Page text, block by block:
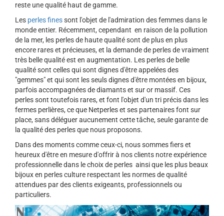
reste une qualité haut de gamme.
Les perles finessont l'objet de l'admiration des femmes dans le
monde entier. Récemment, cependant en raison de la pollution
de la mer, les perles de haute qualité sont de plus en plus
encore rares et précieuses, et la demande de perles de vraiment
très belle qualité est en augmentation. Les perles de belle
qualité sont celles qui sont dignes d'être appelées des
"gemmes" et qui sont les seuls dignes d'être montées en bijoux,
parfois accompagnées de diamants et sur or massif. Ces
perles sont toutefois rares, et font l'objet d'un tri précis dans les
fermes perlières, ce que Netperles et ses partenaires font sur
place, sans déléguer aucunement cette tâche, seule garante de
la qualité des perles que nous proposons.
Dans des moments comme ceux-ci, nous sommes fiers et
heureux d'être en mesure d'offrir à nos clients notre expérience
professionnelle dans le choix de perles ainsi que les plus beaux
bijoux en perles culture respectant les normes de qualité
attendues par des clients exigeants, professionnels ou
particuliers.